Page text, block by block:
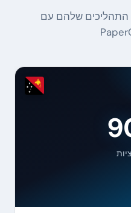
התהליכים שלהם עם